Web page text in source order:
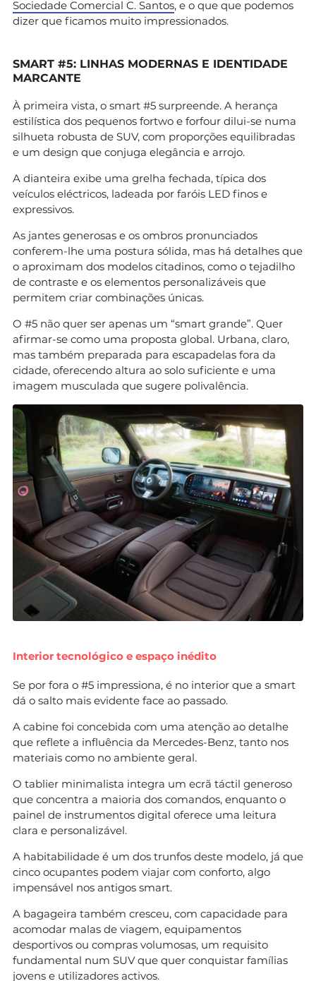
Sociedade Comercial C. Santos, e o que que podemos
dizer que ficamos muito impressionados.
SMART #5: LINHAS MODERNAS E IDENTIDADE
MARCANTE
À primeira vista, o smart #5 surpreende. A herança
estilística dos pequenos fortwo e forfour dilui-se numa
silhueta robusta de SUV, com proporções equilibradas
e um design que conjuga elegância e arrojo.
A dianteira exibe uma grelha fechada, típica dos
veículos eléctricos, ladeada por faróis LED finos e
expressivos.
As jantes generosas e os ombros pronunciados
conferem-lhe uma postura sólida, mas há detalhes que
o aproximam dos modelos citadinos, como o tejadilho
de contraste e os elementos personalizáveis que
permitem criar combinações únicas.
O #5 não quer ser apenas um “smart grande”. Quer
afirmar-se como uma proposta global. Urbana, claro,
mas também preparada para escapadelas fora da
cidade, oferecendo altura ao solo suficiente e uma
imagem musculada que sugere polivalência.
Interior tecnológico e espaço inédito
Se por fora o #5 impressiona, é no interior que a smart
dá o salto mais evidente face ao passado.
A cabine foi concebida com uma atenção ao detalhe
que reflete a influência da Mercedes-Benz, tanto nos
materiais como no ambiente geral.
O tablier minimalista integra um ecrã táctil generoso
que concentra a maioria dos comandos, enquanto o
painel de instrumentos digital oferece uma leitura
clara e personalizável.
A habitabilidade é um dos trunfos deste modelo, já que
cinco ocupantes podem viajar com conforto, algo
impensável nos antigos smart.
A bagageira também cresceu, com capacidade para
acomodar malas de viagem, equipamentos
desportivos ou compras volumosas, um requisito
fundamental num SUV que quer conquistar famílias
jovens e utilizadores activos.